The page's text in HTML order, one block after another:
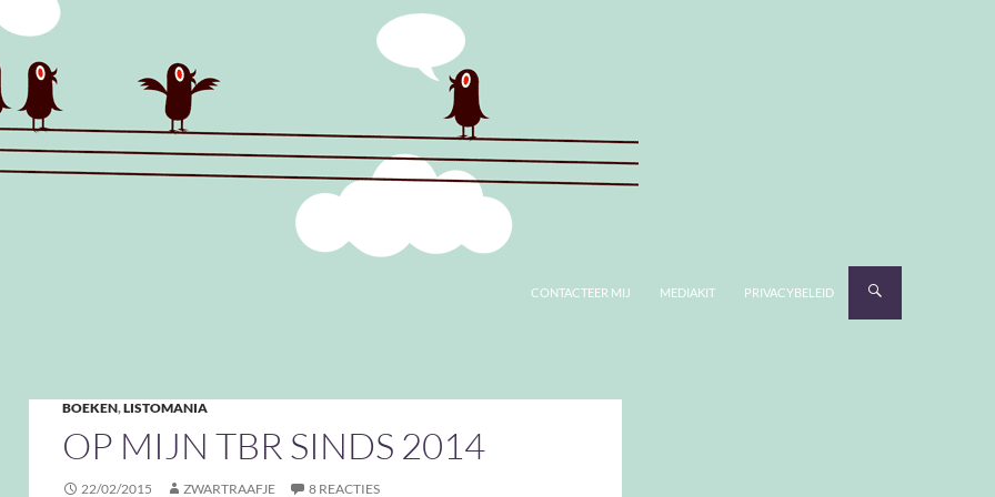
CONTACTEER MIJ MEDIAKIT PRIVACYBELEID
BOEKEN,LISTOMANIA
OP MIJN TBR SINDS 2014
22/02/2015 ZWARTRAAFJE 8 REACTIES